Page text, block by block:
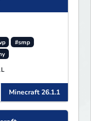
#smp
Minecraft 26.1.1